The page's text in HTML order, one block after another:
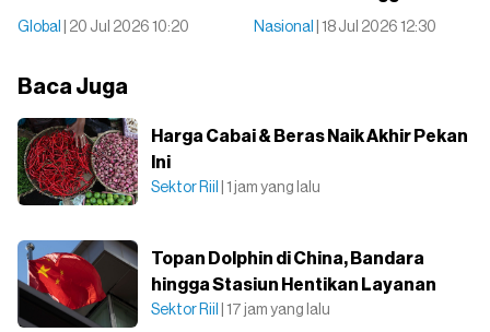
Global | 20 Jul 2026 10:20 Nasional | 18 Jul 2026 12:30
Baca Juga
Harga Cabai & Beras Naik Akhir Pekan
Ini
Sektor Riil | 1 jam yang lalu
Topan Dolphin di China, Bandara
hingga Stasiun Hentikan Layanan
Sektor Riil | 17 jam yang lalu